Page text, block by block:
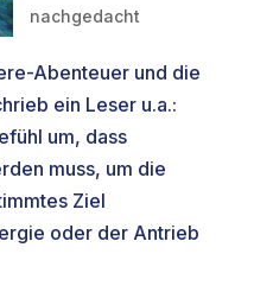
nachgedacht
Abenteuer und die
ein Leser u.a.:
um, dass
muss, um die
Ziel
oder der Antrieb